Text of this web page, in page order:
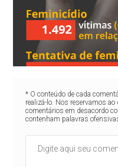
* O conteúdo de cada
realizá-lo. Nos reservamos
comentários em desacordo
contenham palavras